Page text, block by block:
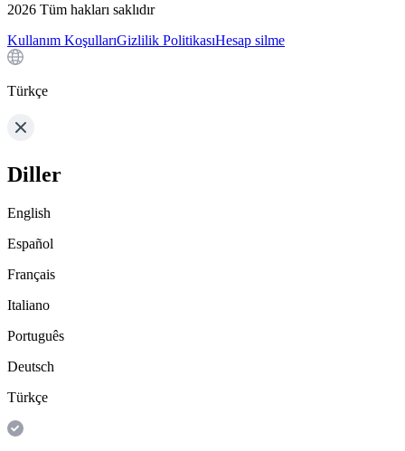
2026 Tüm hakları saklıdır
Kullanım KoşullarıGizlilik PolitikasıHesap silme
Türkçe
Diller
English
Español
Français
Italiano
Português
Deutsch
Türkçe